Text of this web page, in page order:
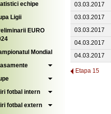
echipe
Ligii
EURO
Mondial
fotbal intern
fotbal extern
03.03.2017
03.03.2017
03.03.2017
04.03.2017
04.03.2017
Etapa 15